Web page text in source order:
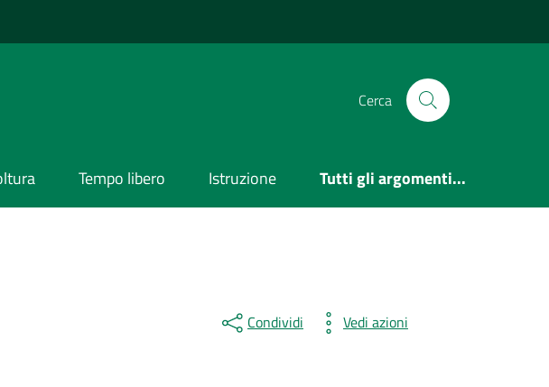
Cerca
Tempo libero Istruzione Tutti gli argomenti...
Condividi Vedi azioni